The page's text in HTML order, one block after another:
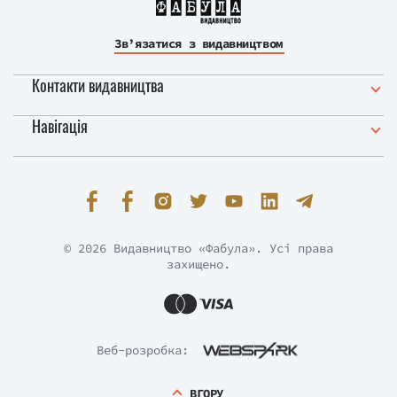
Зв’язатися з видавництвом
Контакти видавництва
Навігація
Веб-розробка:
© 2026 Видавництво «Фабула». Усі права
захищено.
ВГОРУ